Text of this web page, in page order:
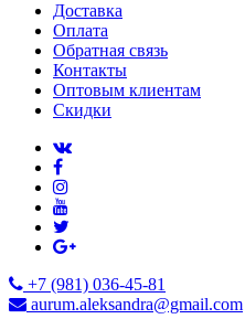
Доставка
Оплата
Обратная связь
Контакты
Оптовым клиентам
Скидки
+7 (981) 036-45-81
aurum.aleksandra@gmail.com